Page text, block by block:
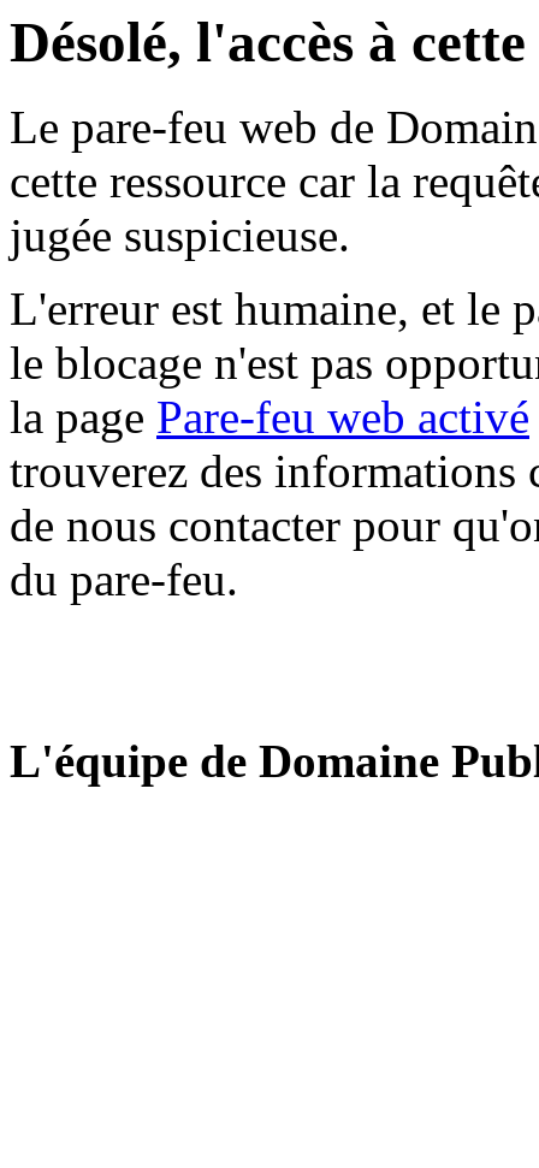
Désolé, l'accès à
Le pare-feu web de
cette ressource car la
jugée suspicieuse.
L'erreur est humaine, et le
le blocage n'est pas
la page Pare-feu web activé
trouverez des informations
de nous contacter pour
du pare-feu.
L'équipe de Domaine